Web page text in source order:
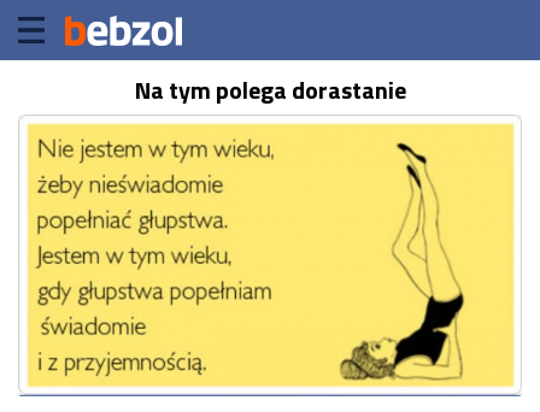
Na tym polega dorastanie